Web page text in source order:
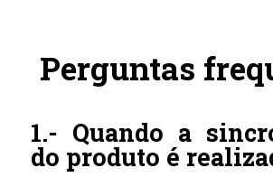
Perguntas
1.- Quando a
do produto é